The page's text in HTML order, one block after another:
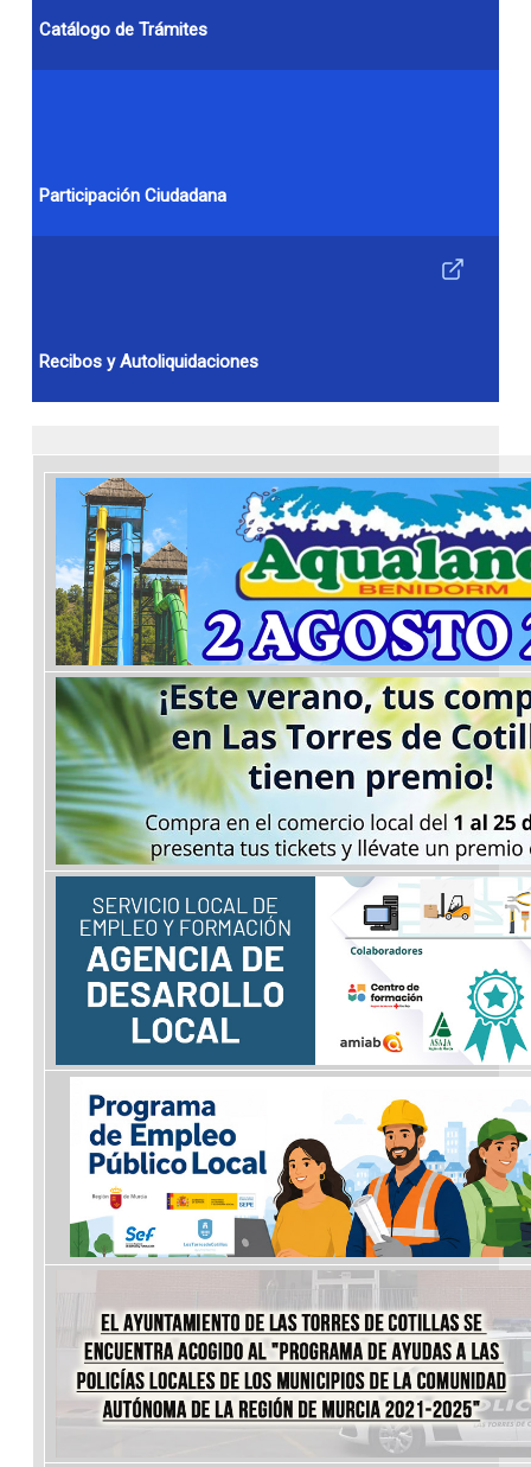
Catálogo de Trámites
Participación Ciudadana
Recibos y Autoliquidaciones